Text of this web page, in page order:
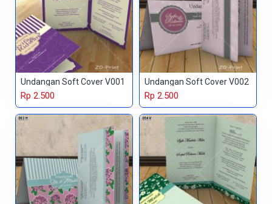
Undangan Soft Cover V001
Rp 2.500
Undangan Soft Cover V002
Rp 2.500